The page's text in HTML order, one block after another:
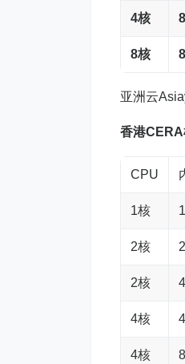
4核
8核
亚洲云
香港
CPU
1核
2核
2核
4核
4核